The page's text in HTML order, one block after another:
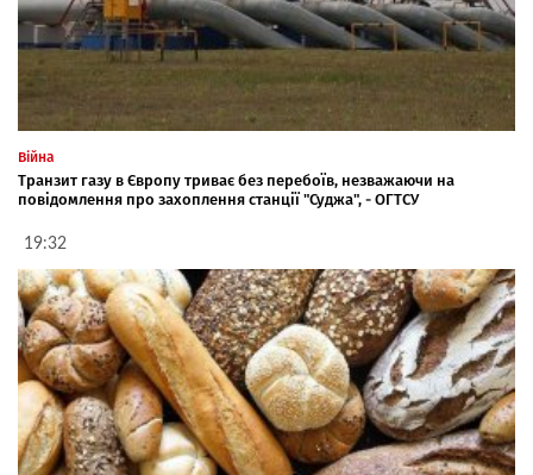
Війна
Транзит газу в Європу триває без перебоїв, незважаючи на
повідомлення про захоплення станції "Суджа", - ОГТСУ
19:32